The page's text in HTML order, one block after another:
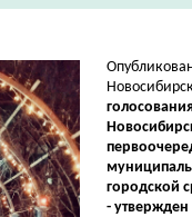
городской
-